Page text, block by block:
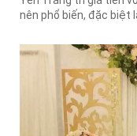
nên phổ biến, đặc biệt